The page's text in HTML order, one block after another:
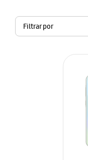
Filtrar por